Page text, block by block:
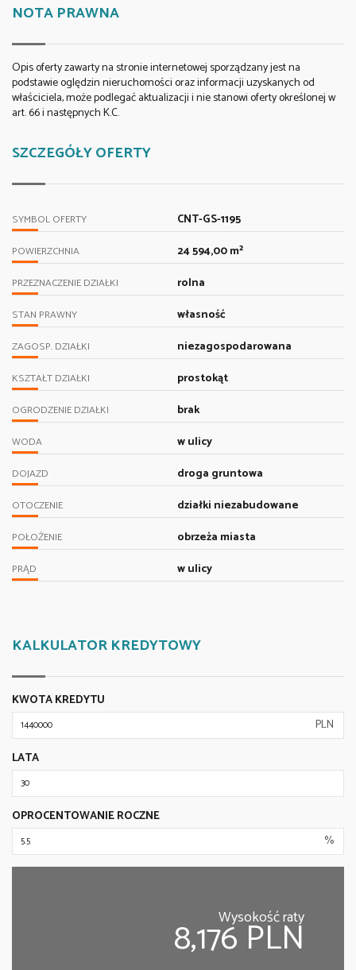
NOTA PRAWNA
Opis oferty zawarty na stronie internetowej sporządzany jest na
podstawie oględzin nieruchomości oraz informacji uzyskanych od
właściciela, może podlegać aktualizacji i nie stanowi oferty określonej w
art. 66 i następnych K.C.
SZCZEGÓŁY OFERTY
SYMBOL OFERTY CNT-GS-1195
POWIERZCHNIA 24 594,00 m²
PRZEZNACZENIE DZIAŁKI rolna
STAN PRAWNY własność
ZAGOSP. DZIAŁKI niezagospodarowana
KSZTAŁT DZIAŁKI prostokąt
OGRODZENIE DZIAŁKI brak
WODA w ulicy
DOJAZD droga gruntowa
OTOCZENIE działki niezabudowane
POŁOŻENIE obrzeża miasta
PRĄD w ulicy
KALKULATOR KREDYTOWY
KWOTA KREDYTU
PLN
LATA
OPROCENTOWANIE ROCZNE
%
Wysokość raty
8,176 PLN